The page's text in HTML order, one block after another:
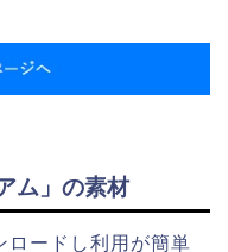
ム」の素材
ロードし利用が簡単